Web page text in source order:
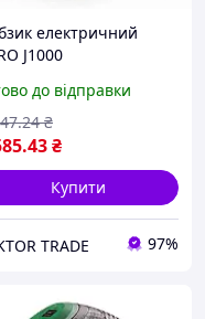
електричний
J1000
до відправки
.43₴
.24 ₴
Купити
TRADE 97%